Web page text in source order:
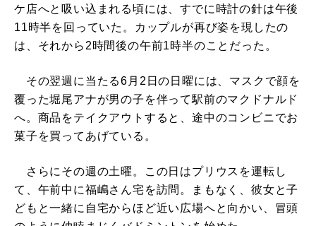
ケ店へと吸い込まれる頃には、すでに時計の針は午後
11時半を回っていた。カップルが再び姿を現したの
は、それから2時間後の午前1時半のことだった。
その翌週に当たる6月2日の日曜には、マスクで顔を
覆った堀尾アナが男の子を伴って駅前のマクドナルド
へ。商品をテイクアウトすると、途中のコンビニでお
菓子を買ってあげている。
さらにその週の土曜。この日はプリウスを運転し
て、午前中に福嶋さん宅を訪問。まもなく、彼女と子
どもと一緒に自宅からほど近い広場へと向かい、冒頭